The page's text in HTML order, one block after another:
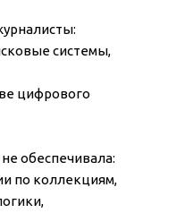
системы,
цифрового
обеспечивала:
по коллекциям,